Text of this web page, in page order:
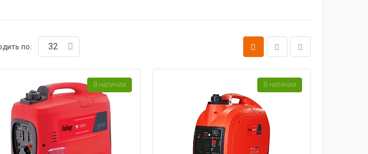
по: 32
В наличии В наличии